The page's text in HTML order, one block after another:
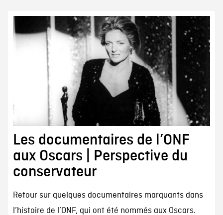
Les documentaires de l’ONF
aux Oscars | Perspective du
conservateur
Retour sur quelques documentaires marquants dans
l’histoire de l’ONF, qui ont été nommés aux Oscars.